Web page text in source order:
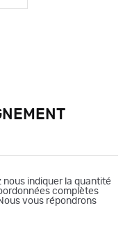
nous indiquer la quantité
complètes
vous répondrons